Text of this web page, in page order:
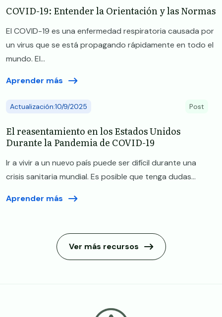
COVID-19: Entender la Orientación y las Normas
El COVID-19 es una enfermedad respiratoria causada por
un virus que se está propagando rápidamente en todo el
mundo. El...
Aprender más
Actualización:10/9/2025 Post
El reasentamiento en los Estados Unidos
Durante la Pandemia de COVID-19
Ir a vivir a un nuevo país puede ser difícil durante una
crisis sanitaria mundial. Es posible que tenga dudas...
Aprender más
Ver más recursos